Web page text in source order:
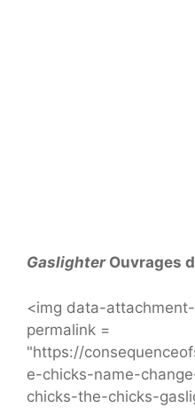
Gaslighter Ouvrages
<img data-
permalink =
"https://
e-chicks-name-
chicks-the-chicks-